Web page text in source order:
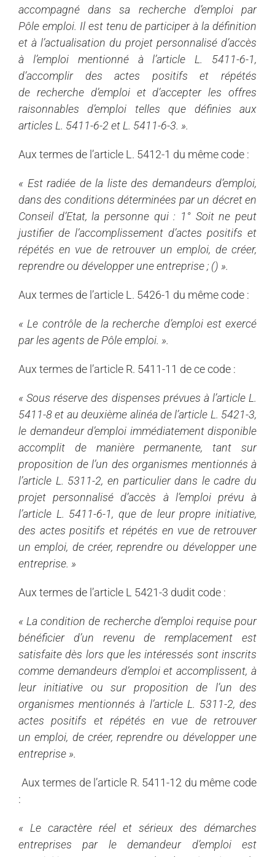
accompagné dans sa recherche d’emploi par
Pôle emploi. Il est tenu de participer à la définition
et à l’actualisation du projet personnalisé d’accès
à l’emploi mentionné à l’article L. 5411-6-1,
d’accomplir des actes positifs et répétés
de recherche d’emploi et d’accepter les offres
raisonnables d’emploi telles que définies aux
articles L. 5411-6-2 et L. 5411-6-3. ».
Aux termes de l’article L. 5412-1 du même code :
« Est radiée de la liste des demandeurs d’emploi,
dans des conditions déterminées par un décret en
Conseil d’Etat, la personne qui : 1° Soit ne peut
justifier de l’accomplissement d’actes positifs et
répétés en vue de retrouver un emploi, de créer,
reprendre ou développer une entreprise ; () ».
Aux termes de l’article L. 5426-1 du même code :
« Le contrôle de larecherche d’emploi est exercé
par les agents de Pôleemploi. ».
Aux termes de l’article R. 5411-11 de ce code :
« Sous réserve des dispenses prévues à l’article L.
5411-8 et au deuxième alinéa de l’article L. 5421-3,
le demandeur d’emploi immédiatement disponible
accomplit de manière permanente, tant sur
proposition de l’un des organismes mentionnés à
l’article L. 5311-2, en particulier dans le cadre du
projet personnalisé d’accès à l’emploi prévu à
l’article L. 5411-6-1, que de leur propre initiative,
des actes positifs et répétés en vue de retrouver
unemploi, de créer, reprendre ou développer une
entreprise. »
Aux termes de l’article L 5421-3 dudit code :
« La condition de recherche d’emploi requise pour
bénéficier d’un revenu de remplacement est
satisfaite dès lors que les intéressés sont inscrits
comme demandeurs d’emploi et accomplissent, à
leur initiative ou sur proposition de l’un des
organismes mentionnés à l’article L. 5311-2, des
actes positifs et répétés en vue de retrouver
unemploi, de créer, reprendre ou développer une
entreprise ».
Aux termes de l’article R. 5411-12 du même code
:
« Le caractère réel et sérieux des démarches
entreprises par le demandeur d’emploi est